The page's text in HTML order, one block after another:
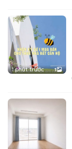
1 phút trước 1